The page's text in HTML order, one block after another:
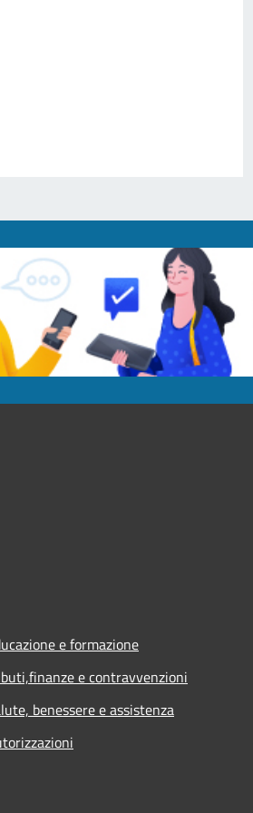
e formazione
e contravvenzioni
benessere e assistenza